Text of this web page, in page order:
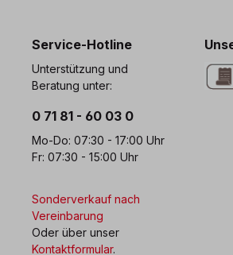
Service-Hotline
Unterstützung und
Beratung unter:
0 71 81 - 60 03 0
Mo-Do: 07:30 - 17:00 Uhr
Fr: 07:30 - 15:00 Uhr
Sonderverkauf nach
Vereinbarung
Oder über unser
Kontaktformular.